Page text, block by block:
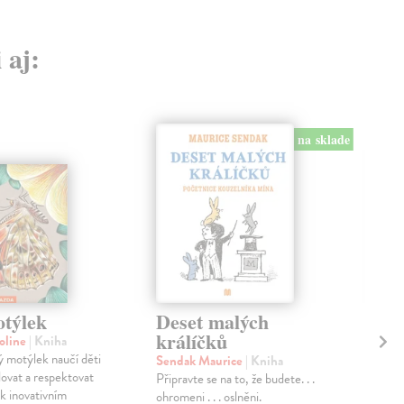
aj:
| Kniha
motýlek naučí děti
a respektovat
inovativním
na sklade
Deset malých
králíčků
Sendak Maurice | Kniha
Připravte se na to, že budete. . .
ohromeni . . . oslněni.